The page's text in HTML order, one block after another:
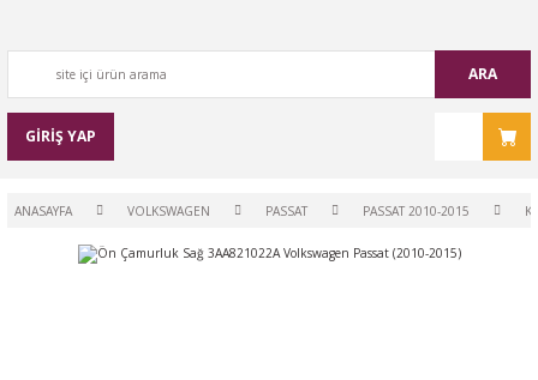
ARA
GİRİŞ YAP
ANASAYFA VOLKSWAGEN PASSAT PASSAT 2010-2015